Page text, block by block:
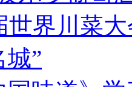
世界川菜
”